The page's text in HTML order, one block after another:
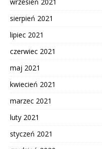
sierpień 2021
lipiec 2021
czerwiec 2021
maj 2021
kwiecień 2021
marzec 2021
luty 2021
styczeń 2021